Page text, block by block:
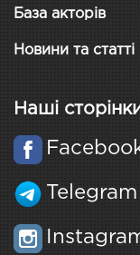
База акторів
Новини та статті
Наші
Telegram